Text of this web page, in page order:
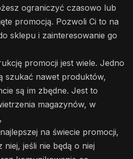
ograniczyć czasowo lub
promocją. Pozwoli Ci to na
sklepu i zainteresowanie go
promocji jest wiele. Jedno
szukać nawet produktów,
są im zbędne. Jest to
magazynów, w
na świecie promocji,
jeśli nie będą o niej